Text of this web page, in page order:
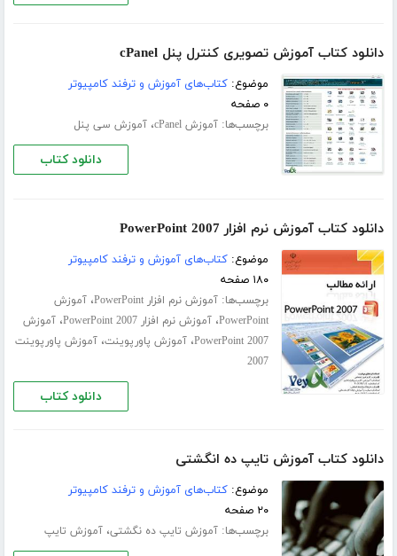
دانلود کتاب آموزش تصویری کنترل پنل cPanel
موضوع:کتاب‌های آموزش و ترفند کامپیوتر
۰ صفحه
برچسب‌ها:آموزش cPanel ،آموزش سی پنل
دانلود کتاب
دانلود کتاب آموزش نرم افزار PowerPoint 2007
موضوع:کتاب‌های آموزش و ترفند کامپیوتر
۱۸۰ صفحه
برچسب‌ها:آموزش نرم افزار PowerPoint ،آموزش
PowerPoint،آموزش نرم افزار PowerPoint 2007 ،آموزش
PowerPoint 2007،آموزش پاورپوینت،آموزش پاورپوینت
2007
دانلود کتاب
دانلود کتاب آموزش تایپ ده انگشتی
موضوع:کتاب‌های آموزش و ترفند کامپیوتر
۲۰ صفحه
برچسب‌ها:آموزش تایپ ده‌ نگشتی،آموزش تایپ